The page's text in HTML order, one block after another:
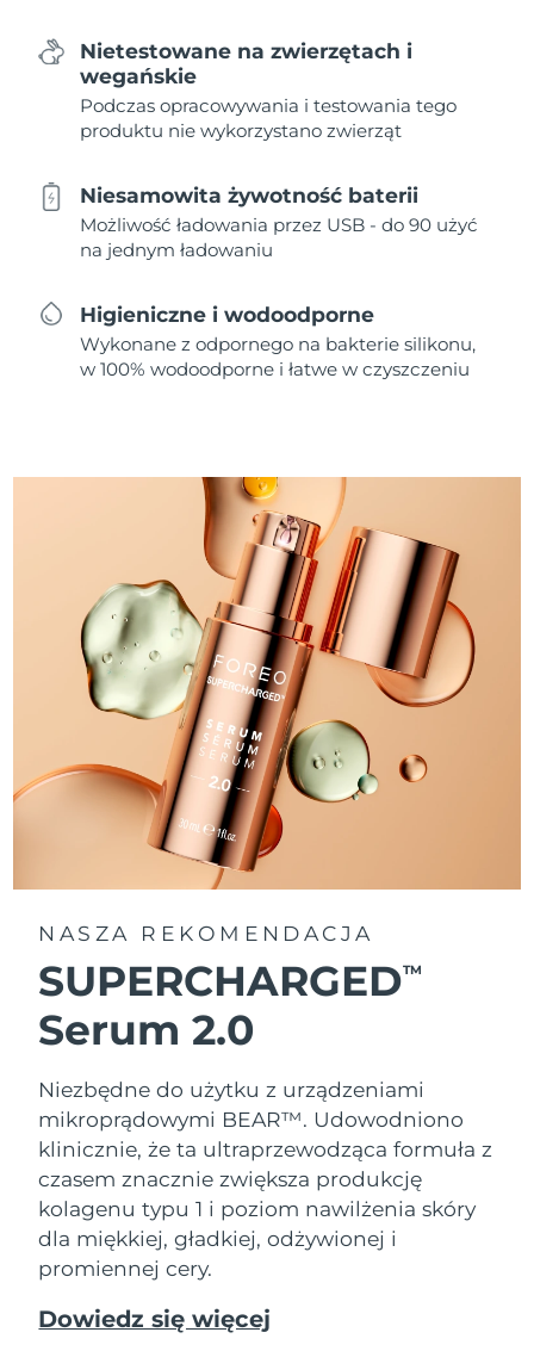
Nietestowane na zwierzętach i
wegańskie
Podczas opracowywania i testowania tego
produktu nie wykorzystano zwierząt
Niesamowita żywotność baterii
Możliwość ładowania przez USB - do 90 użyć
na jednym ładowaniu
Higieniczne i wodoodporne
Wykonane z odpornego na bakterie silikonu,
w 100% wodoodporne i łatwe w czyszczeniu
NASZA REKOMENDACJA
SUPERCHARGEDTM
Serum 2.0
Niezbędne do użytku z urządzeniami
mikroprądowymi BEAR™. Udowodniono
klinicznie, że ta ultraprzewodząca formuła z
czasem znacznie zwiększa produkcję
kolagenu typu 1 i poziom nawilżenia skóry
dla miękkiej, gładkiej, odżywionej i
promiennej cery.
Dowiedz się więcej